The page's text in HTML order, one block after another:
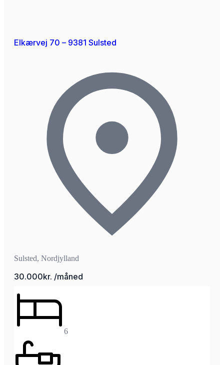
Elkærvej 70 – 9381 Sulsted
Sulsted, Nordjylland
30.000kr. /måned
6